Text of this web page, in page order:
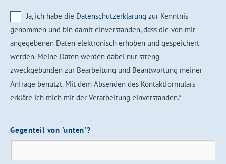
Ja, ich habe die Datenschutzerklärung zur Kenntnis
genommen und bin damit einverstanden, dass die von mir
angegebenen Daten elektronisch erhoben und gespeichert
werden. Meine Daten werden dabei nur streng
zweckgebunden zur Bearbeitung und Beantwortung meiner
Anfrage benutzt. Mit dem Absenden des Kontaktformulars
erkläre ich mich mit der Verarbeitung einverstanden.*
Gegenteil von 'unten'?